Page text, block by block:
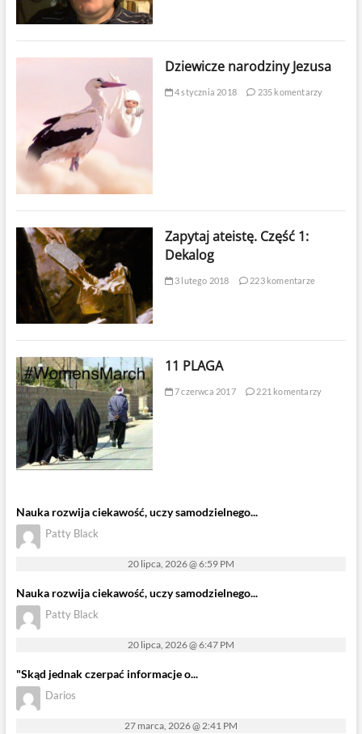
Dziewicze narodziny Jezusa
4 stycznia 2018 235 komentarzy
Zapytaj ateistę. Część 1:
Dekalog
3 lutego 2018 223 komentarze
11 PLAGA
7 czerwca 2017 221 komentarzy
Nauka rozwija ciekawość, uczy samodzielnego...
Patty Black
20 lipca, 2026 @ 6:59 PM
Nauka rozwija ciekawość, uczy samodzielnego...
Patty Black
20 lipca, 2026 @ 6:47 PM
"Skąd jednak czerpać informacje o...
Darios
27 marca, 2026 @ 2:41 PM